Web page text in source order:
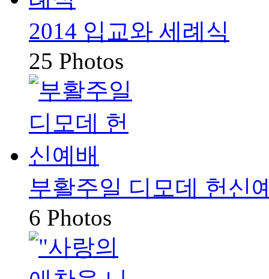
2014 입교와 세례식
25 Photos
부활주일 디모데 헌신
6 Photos